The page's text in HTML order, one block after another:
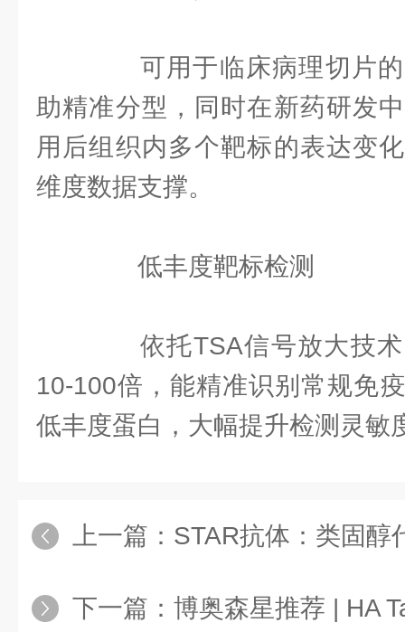
可用于临床病理切片的
助精准分型，同时在新药研发
用后组织内多个靶标的表达变
维度数据支撑。
‌低丰度靶标检测‌
依托TSA信号放大技术
10-100倍，能精准识别常规免
低丰度蛋白，大幅提升检测灵敏
上一篇： STAR抗体：类固醇代
下一篇： 博奥森星推荐 | HA